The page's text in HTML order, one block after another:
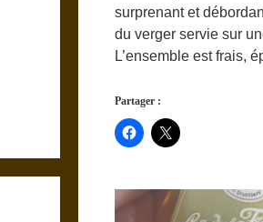
surprenant et
du verger servie sur
L’ensemble est frais,
Partager :